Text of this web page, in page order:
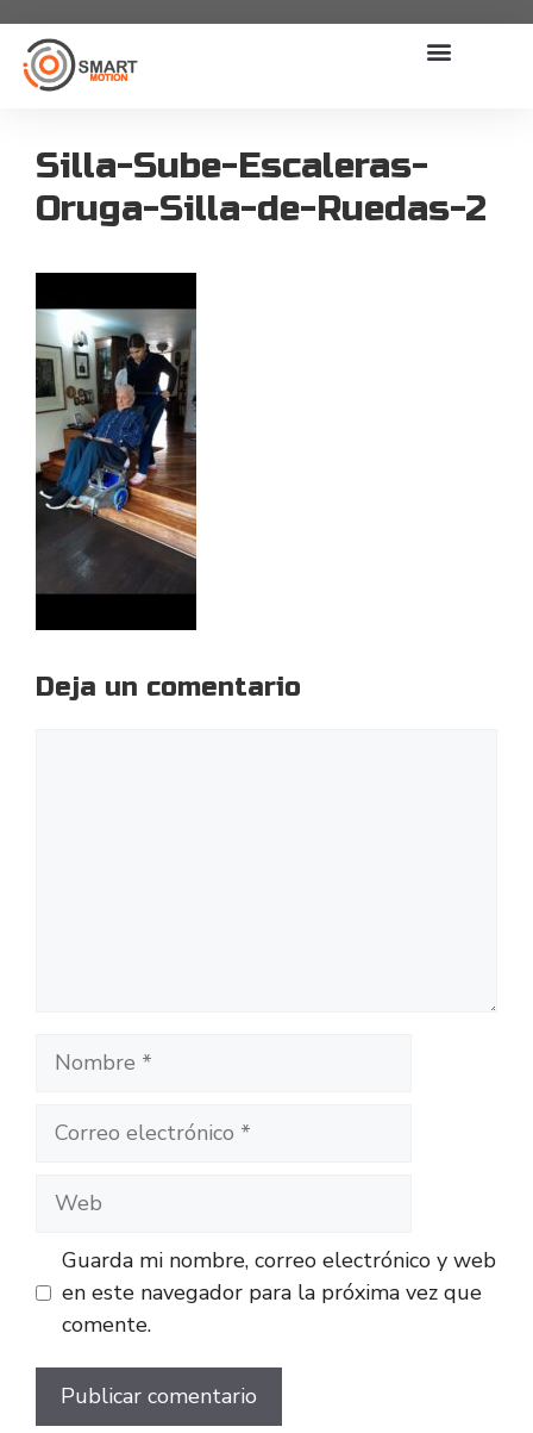
Silla-Sube-Escaleras-
Oruga-Silla-de-Ruedas-2
Deja un comentario
Guarda mi nombre, correo electrónico y web
en este navegador para la próxima vez que
comente.